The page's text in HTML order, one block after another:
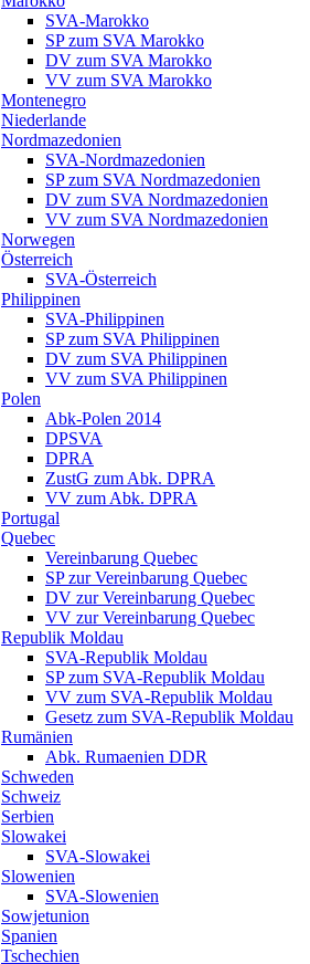
SVA-Marokko
SP zum SVA Marokko
DV zum SVA Marokko
VV zum SVA Marokko
Montenegro
Niederlande
Nordmazedonien
SVA-Nordmazedonien
SP zum SVA Nordmazedonien
DV zum SVA Nordmazedonien
VV zum SVA Nordmazedonien
Norwegen
Österreich
SVA-Österreich
Philippinen
SVA-Philippinen
SP zum SVA Philippinen
DV zum SVA Philippinen
VV zum SVA Philippinen
Polen
Abk-Polen 2014
DPSVA
DPRA
ZustG zum Abk. DPRA
VV zum Abk. DPRA
Portugal
Quebec
Vereinbarung Quebec
SP zur Vereinbarung Quebec
DV zur Vereinbarung Quebec
VV zur Vereinbarung Quebec
Republik Moldau
SVA-Republik Moldau
SP zum SVA-Republik Moldau
VV zum SVA-Republik Moldau
Gesetz zum SVA-Republik Moldau
Rumänien
Abk. Rumaenien DDR
Schweden
Schweiz
Serbien
Slowakei
SVA-Slowakei
Slowenien
SVA-Slowenien
Sowjetunion
Spanien
Tschechien